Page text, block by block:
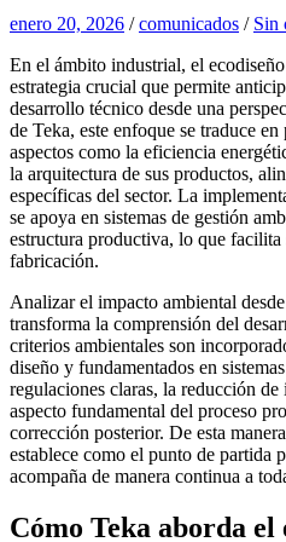
enero 20, 2026 /comunicados / Sin
En el ámbito industrial, el
estrategia crucial que permite
desarrollo técnico desde una
de Teka, este enfoque se traduce
aspectos como la eficiencia
la arquitectura de sus productos,
específicas del sector. La
se apoya en sistemas de gestión
estructura productiva, lo que
fabricación.
Analizar el impacto ambiental
transforma la comprensión del
criterios ambientales son
diseño y fundamentados en
regulaciones claras, la reducción
aspecto fundamental del proceso
corrección posterior. De esta
establece como el punto de partida
acompaña de manera continua a
Cómo Teka aborda el